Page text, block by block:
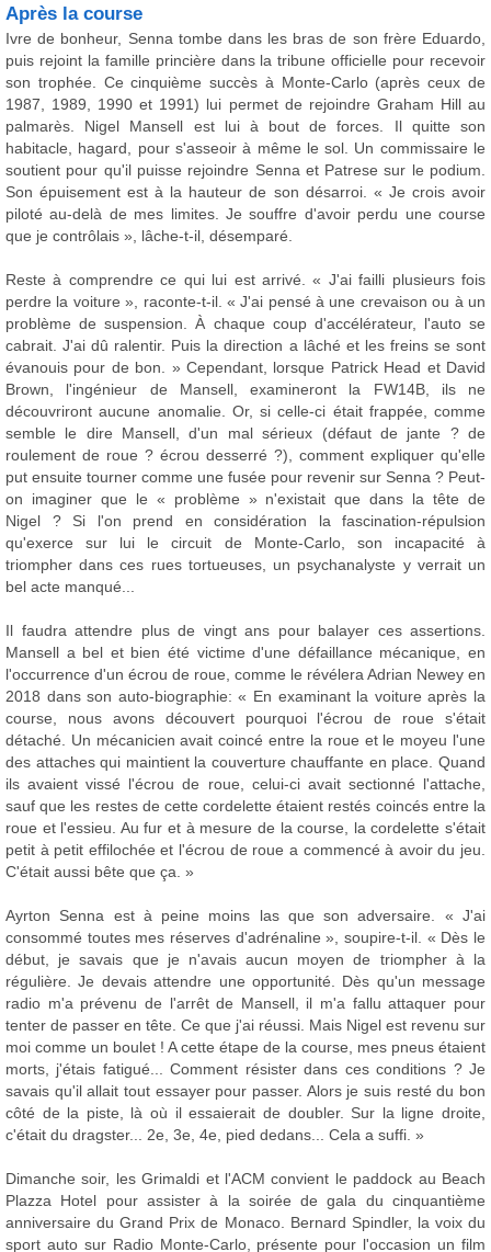
Après la course
Ivre de bonheur, Senna tombe dans les bras de son frère Eduardo,
puis rejoint la famille princière dans la tribune officielle pour recevoir
son trophée. Ce cinquième succès à Monte-Carlo (après ceux de
1987, 1989, 1990 et 1991) lui permet de rejoindre Graham Hill au
palmarès. Nigel Mansell est lui à bout de forces. Il quitte son
habitacle, hagard, pour s'asseoir à même le sol. Un commissaire le
soutient pour qu'il puisse rejoindre Senna et Patrese sur le podium.
Son épuisement est à la hauteur de son désarroi. « Je crois avoir
piloté au-delà de mes limites. Je souffre d'avoir perdu une course
que je contrôlais », lâche-t-il, désemparé.
Reste à comprendre ce qui lui est arrivé. « J'ai failli plusieurs fois
perdre la voiture », raconte-t-il. « J'ai pensé à une crevaison ou à un
problème de suspension. À chaque coup d'accélérateur, l'auto se
cabrait. J'ai dû ralentir. Puis la direction a lâché et les freins se sont
évanouis pour de bon. » Cependant, lorsque Patrick Head et David
Brown, l'ingénieur de Mansell, examineront la FW14B, ils ne
découvriront aucune anomalie. Or, si celle-ci était frappée, comme
semble le dire Mansell, d'un mal sérieux (défaut de jante ? de
roulement de roue ? écrou desserré ?), comment expliquer qu'elle
put ensuite tourner comme une fusée pour revenir sur Senna ? Peut-
on imaginer que le « problème » n'existait que dans la tête de
Nigel ? Si l'on prend en considération la fascination-répulsion
qu'exerce sur lui le circuit de Monte-Carlo, son incapacité à
triompher dans ces rues tortueuses, un psychanalyste y verrait un
bel acte manqué...
Il faudra attendre plus de vingt ans pour balayer ces assertions.
Mansell a bel et bien été victime d'une défaillance mécanique, en
l'occurrence d'un écrou de roue, comme le révélera Adrian Newey en
2018 dans son auto-biographie: « En examinant la voiture après la
course, nous avons découvert pourquoi l'écrou de roue s'était
détaché. Un mécanicien avait coincé entre la roue et le moyeu l'une
des attaches qui maintient la couverture chauffante en place. Quand
ils avaient vissé l'écrou de roue, celui-ci avait sectionné l'attache,
sauf que les restes de cette cordelette étaient restés coincés entre la
roue et l'essieu. Au fur et à mesure de la course, la cordelette s'était
petit à petit effilochée et l'écrou de roue a commencé à avoir du jeu.
C'était aussi bête que ça. »
Ayrton Senna est à peine moins las que son adversaire. « J'ai
consommé toutes mes réserves d'adrénaline », soupire-t-il. « Dès le
début, je savais que je n'avais aucun moyen de triompher à la
régulière. Je devais attendre une opportunité. Dès qu'un message
radio m'a prévenu de l'arrêt de Mansell, il m'a fallu attaquer pour
tenter de passer en tête. Ce que j'ai réussi. Mais Nigel est revenu sur
moi comme un boulet ! A cette étape de la course, mes pneus étaient
morts, j'étais fatigué... Comment résister dans ces conditions ? Je
savais qu'il allait tout essayer pour passer. Alors je suis resté du bon
côté de la piste, là où il essaierait de doubler. Sur la ligne droite,
c'était du dragster... 2e, 3e, 4e, pied dedans... Cela a suffi. »
Dimanche soir, les Grimaldi et l'ACM convient le paddock au Beach
Plazza Hotel pour assister à la soirée de gala du cinquantième
anniversaire du Grand Prix de Monaco. Bernard Spindler, la voix du
sport auto sur Radio Monte-Carlo, présente pour l'occasion un film